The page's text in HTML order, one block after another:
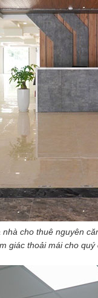
cho thuê nguyên
giác thoải mái cho